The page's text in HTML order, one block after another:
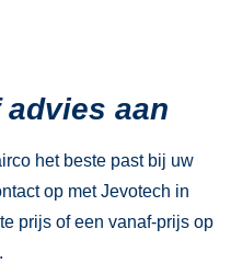
aan
het beste past bij uw
op met Jevotech in
prijs of een vanaf-prijs op